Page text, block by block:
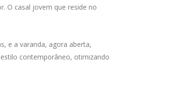
O casal jovem que reside no
e a varanda, agora aberta,
contemporâneo, otimizando